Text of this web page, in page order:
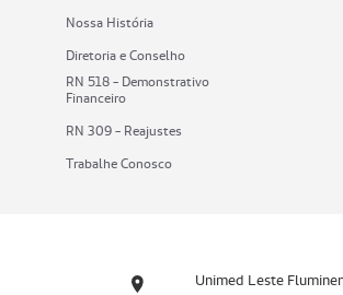
Nossa História
Diretoria e Conselho
RN 518 - Demonstrativo
Financeiro
RN 309 - Reajustes
Trabalhe Conosco
Unimed Leste